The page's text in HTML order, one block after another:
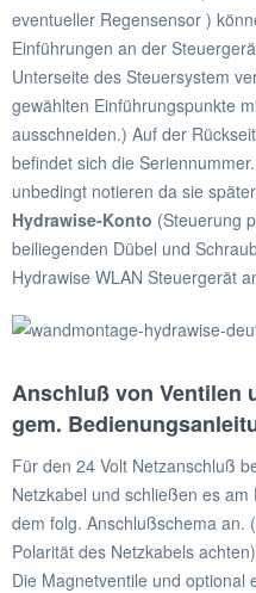
eventueller Regensensor )
Einführungen an der
Unterseite des Steuersystem
gewählten Einführungspunkte
ausschneiden.) Auf der
befindet sich die
unbedingt notieren da sie
Hydrawise-Konto (Steuerung
beiliegenden Dübel und
Hydrawise WLAN Steuergerät
Anschluß von Ventilen
gem.
Für den 24 Volt Netzanschluß
Netzkabel und schließen es
dem folg. Anschlußschema an.
Polarität des Netzkabels
Die Magnetventile und optional